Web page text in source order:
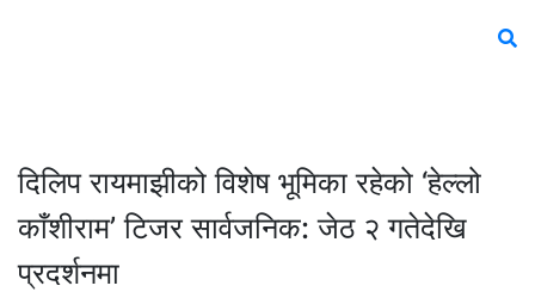
दिलिप रायमाझीको विशेष भूमिका रहेको ‘हेल्लो
काँशीराम’ टिजर सार्वजनिक: जेठ २ गतेदेखि
प्रदर्शनमा